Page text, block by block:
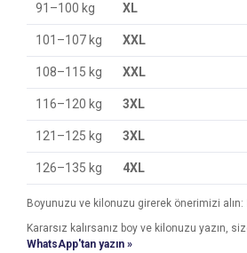
91–100 kg XL
101–107 kg XXL
108–115 kg XXL
116–120 kg 3XL
121–125 kg 3XL
126–135 kg 4XL
Boyunuzu ve kilonuzu girerek önerimizi alın:
Kararsız kalırsanız boy ve kilonuzu yazın,
WhatsApp'tan yazın »